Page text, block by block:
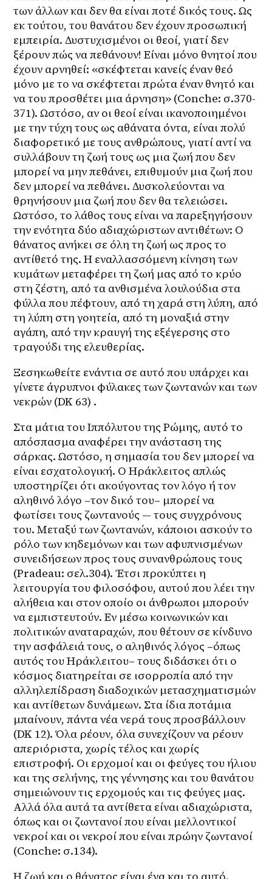
των άλλων και δεν θα είναι ποτέ δικός τους. Ως
εκ τούτου, του θανάτου δεν έχουν προσωπική
εμπειρία. Δυστυχισμένοι οι θεοί, γιατί δεν
ξέρουν πώς να πεθάνουν! Είναι μόνο θνητοί που
έχουν αρνηθεί: «σκέφτεται κανείς έναν θεό
μόνο με το να σκέφτεται πρώτα έναν θνητό και
να του προσθέτει μια άρνηση» (Conche: σ.370-
371). Ωστόσο, αν οι θεοί είναι ικανοποιημένοι
με την τύχη τους ως αθάνατα όντα, είναι πολύ
διαφορετικό με τους ανθρώπους, γιατί αντί να
συλλάβουν τη ζωή τους ως μια ζωή που δεν
μπορεί να μην πεθάνει, επιθυμούν μια ζωή που
δεν μπορεί να πεθάνει. Δυσκολεύονται να
θρηνήσουν μια ζωή που δεν θα τελειώσει.
Ωστόσο, το λάθος τους είναι να παρεξηγήσουν
την ενότητα δύο αδιαχώριστων αντιθέτων: Ο
θάνατος ανήκει σε όλη τη ζωή ως προς το
αντίθετό της. Η εναλλασσόμενη κίνηση των
κυμάτων μεταφέρει τη ζωή μας από το κρύο
στη ζέστη, από τα ανθισμένα λουλούδια στα
φύλλα που πέφτουν, από τη χαρά στη λύπη, από
τη λύπη στη γοητεία, από τη μοναξιά στην
αγάπη, από την κραυγή της εξέγερσης στο
τραγούδι της ελευθερίας.
Ξεσηκωθείτε ενάντια σε αυτό που υπάρχει και
γίνετε άγρυπνοι φύλακες των ζωντανών και των
νεκρών (DK 63) .
Στα μάτια του Ιππόλυτου της Ρώμης, αυτό το
απόσπασμα αναφέρει την ανάσταση της
σάρκας. Ωστόσο, η σημασία του δεν μπορεί να
είναι εσχατολογική. Ο Ηράκλειτος απλώς
υποστηρίζει ότι ακούγοντας τον λόγο ή τον
αληθινό λόγο –τον δικό του– μπορεί να
φωτίσει τους ζωντανούς — τους συγχρόνους
του. Μεταξύ των ζωντανών, κάποιοι ασκούν το
ρόλο των κηδεμόνων και των αφυπνισμένων
συνειδήσεων προς τους συνανθρώπους τους
(Pradeau: σελ.304). Έτσι προκύπτει η
λειτουργία του φιλοσόφου, αυτού που λέει την
αλήθεια και στον οποίο οι άνθρωποι μπορούν
να εμπιστευτούν. Εν μέσω κοινωνικών και
πολιτικών αναταραχών, που θέτουν σε κίνδυνο
την ασφάλειά τους, ο αληθινός λόγος –όπως
αυτός του Ηράκλειτου– τους διδάσκει ότι ο
κόσμος διατηρείται σε ισορροπία από την
αλληλεπίδραση διαδοχικών μετασχηματισμών
και αντίθετων δυνάμεων. Στα ίδια ποτάμια
μπαίνουν, πάντα νέα νερά τους προσβάλλουν
(DK 12). Όλα ρέουν, όλα συνεχίζουν να ρέουν
απεριόριστα, χωρίς τέλος και χωρίς
επιστροφή. Οι ερχομοί και οι φεύγες του ήλιου
και της σελήνης, της γέννησης και του θανάτου
σημειώνουν τις ερχομούς και τις φεύγες μας.
Αλλά όλα αυτά τα αντίθετα είναι αδιαχώριστα,
όπως και οι ζωντανοί που είναι μελλοντικοί
νεκροί και οι νεκροί που είναι πρώην ζωντανοί
(Conche: σ.134).